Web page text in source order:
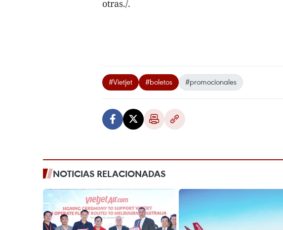
otras./.
#Vietjet #boletos #promocionales
NOTICIAS RELACIONADAS